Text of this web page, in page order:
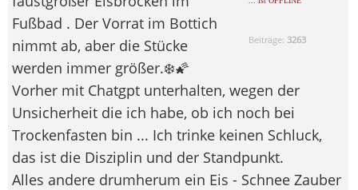
Beiträge: 3263
Fußbad . Der Vorrat im Bottich
nimmt ab, aber die Stücke
werden immer größer.❄️🌠
Vorher mit Chatgpt unterhalten, wegen der
Unsicherheit die ich habe, ob ich noch bei
Trockenfasten bin ... Ich trinke keinen Schluck,
das ist die Disziplin und der Standpunkt.
Alles andere drumherum ein Eis - Schnee Zauber